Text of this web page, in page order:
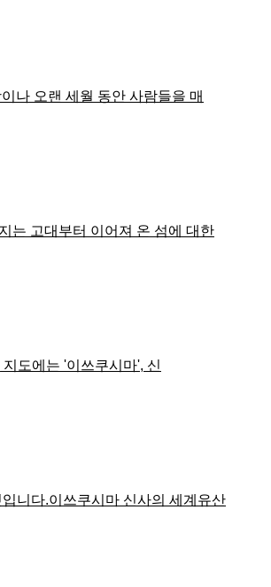
나 오랜 세월 동안 사람들을 매
는 고대부터 이어져 온 섬에 대한
도에는 '이쓰쿠시마', 신
니다.이쓰쿠시마 신사의 세계유산